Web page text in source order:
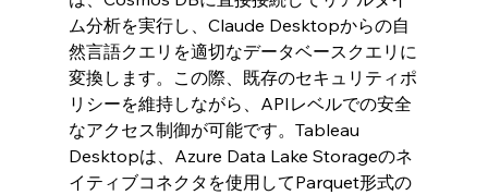
ム分析を実行し、Claude Desktopからの自
然言語クエリを適切なデータベースクエリに
変換します。この際、既存のセキュリティポ
リシーを維持しながら、APIレベルでの安全
なアクセス制御が可能です。Tableau
Desktopは、Azure Data Lake Storageのネ
イティブコネクタを使用してParquet形式の